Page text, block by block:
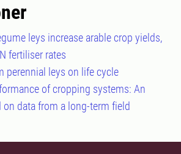
leys increase arable crop yields,
fertiliser rates
perennial leys on life cycle
of cropping systems: An
on data from a long-term field